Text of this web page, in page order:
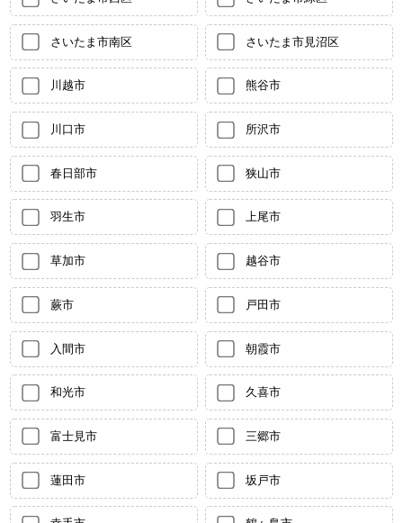
さいたま市南区 さいたま市見沼区
川越市 熊谷市
川口市 所沢市
春日部市 狭山市
羽生市 上尾市
草加市 越谷市
蕨市 戸田市
入間市 朝霞市
和光市 久喜市
富士見市 三郷市
蓮田市 坂戸市